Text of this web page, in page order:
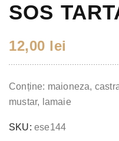
SOS
12,00 lei
Conține: maioneza,
mustar, lamaie
SKU: ese144